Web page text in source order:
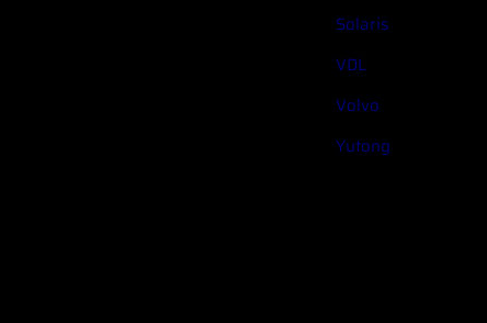
Solaris
VDL
Volvo
Yutong